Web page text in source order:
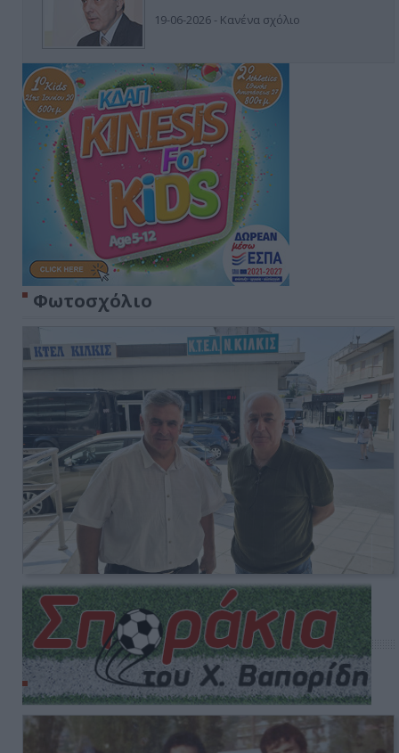
19-06-2026 - Κανένα σχόλιο
Φωτοσχόλιο